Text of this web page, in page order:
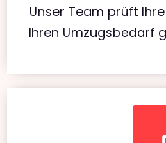
Unser Team prüft
Ihren Umzugsbedarf